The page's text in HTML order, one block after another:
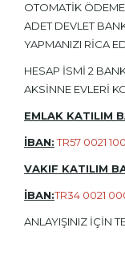
OTOMATİK
ADET DEVLET
YAPMANIZI RİCA
HESAP İSMİ 2
AKSİNNE EVLERİ
EMLAK KATILIM
İBAN: TR57 0021
VAKIF KATILIM
İBAN:TR34 0021
ANLAYIŞINIZ İÇİN